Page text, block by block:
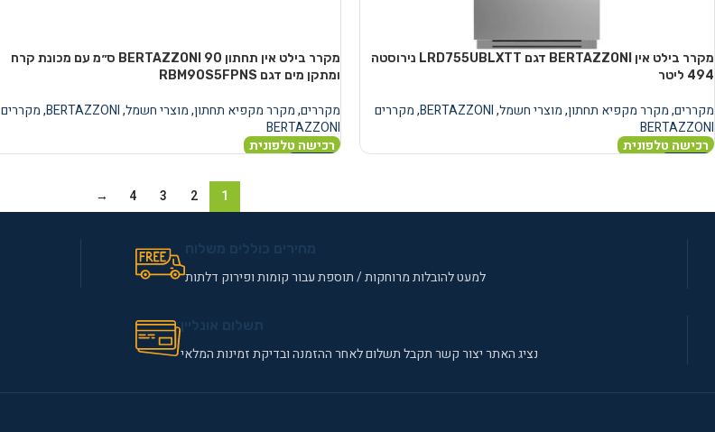
מקרר בילט אין BERTAZZONI דגם LRD755UBLXTT נירוסטה
מקררים,מקרר מקפיא תחתון,מוצרי חשמל,
BERTAZZONI
,מקררים
BERTAZZONI
רכישה טלפונית
מקרר בילט אין תחתון BERTAZZONI 90 ס״מ עם מכונת קרח
ומתקן מים דגם RBM90S5FPNS
מקררים,מקרר מקפיא תחתון,מוצרי חשמל,
BERTAZZONI
,מקררים
BERTAZZONI
רכישה טלפונית
1
2
3
4
→
למעט להובלות מרוחקות / תוספת עבור קומות ופירוק דלתות
נציג האתר יצור קשר תקבל תשלום לאחר ההזמנה ובדיקת זמינות המלאי